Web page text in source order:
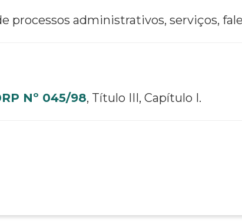
processos administrativos, serviços,
Nº 045/98, Título III, Capítulo I.